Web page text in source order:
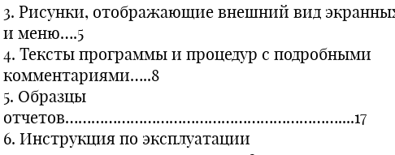
3. Рисунки, отображающие внешний вид
и меню….5
4. Тексты программы и процедур с подробными
комментариями…..8
5. Образцы
отчетов………………………………………………………....17
6. Инструкция по эксплуатации